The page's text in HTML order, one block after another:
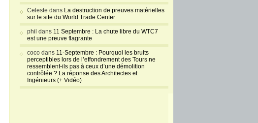
Celeste dans La destruction de preuves matérielles
sur le site du World Trade Center
phil dans 11 Septembre : La chute libre du WTC7
est une preuve flagrante
coco dans 11-Septembre : Pourquoi les bruits
perceptibles lors de l’effondrement des Tours ne
ressemblent-ils pas à ceux d’une démolition
contrôlée ? La réponse des Architectes et
Ingénieurs (+ Vidéo)